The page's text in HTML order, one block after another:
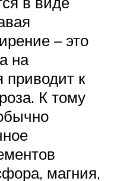
– это
на
приводит к
К тому
магния,